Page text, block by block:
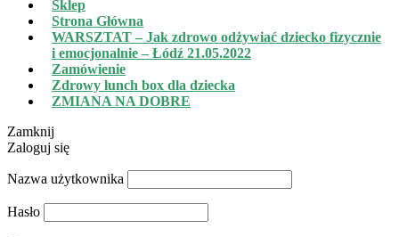
Sklep
Strona Główna
WARSZTAT – Jak zdrowo odżywiać dziecko fizycznie
i emocjonalnie – Łódź 21.05.2022
Zamówienie
Zdrowy lunch box dla dziecka
ZMIANA NA DOBRE
Zamknij
Zaloguj się
Nazwa użytkownika
Hasło